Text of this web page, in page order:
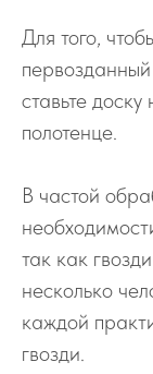
Для того,
ставьте
полотенце.
В частой
так как
несколько
каждой
гвозди.